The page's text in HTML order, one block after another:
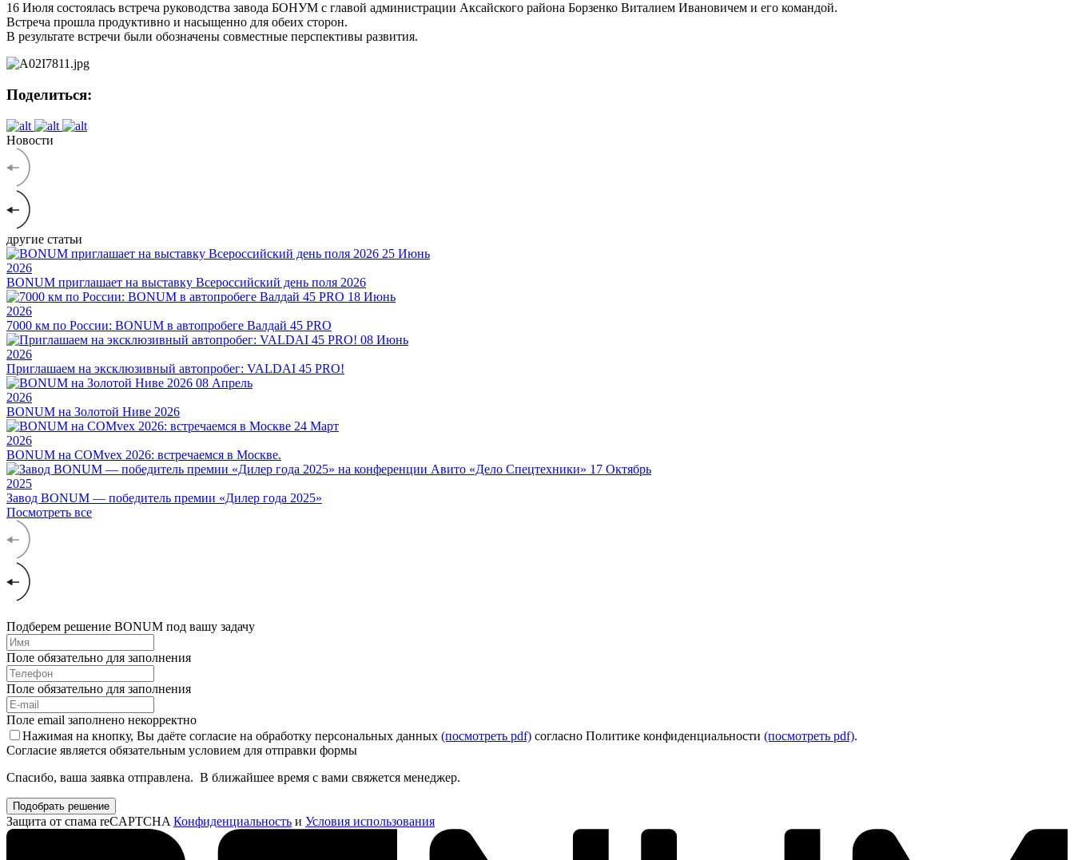
16 Июля состоялась встреча руководства завода БОНУМ с главой администрации Аксайского района Борзенко Виталием Ивановичем и его командой.
Встреча прошла продуктивно и насыщенно для обеих сторон.
В результате встречи были обозначены совместные перспективы развития.
Поделиться:
Новости
другие статьи
25 Июнь
2026
BONUM приглашает на выставку Всероссийский день поля 2026
18 Июнь
2026
7000 км по России: BONUM в автопробеге Валдай 45 PRO
08 Июнь
2026
Приглашаем на эксклюзивный автопробег: VALDAI 45 PRO!
08 Апрель
2026
BONUM на Золотой Ниве 2026
24 Март
2026
BONUM на COMvex 2026: встречаемся в Москве.
17 Октябрь
2025
Завод BONUM — победитель премии «Дилер года 2025»
Посмотреть все
Подберем решение BONUM под вашу задачу
Поле обязательно для заполнения
Поле обязательно для заполнения
Поле email заполнено некорректно
Нажимая на кнопку, Вы даёте согласие на обработку персональных данных (посмотреть pdf) согласно Политике конфиденциальности (посмотреть pdf).
Согласие является обязательным условием для отправки формы
Спасибо, ваша заявка отправлена. В ближайшее время с вами свяжется менеджер.
Подобрать решение
Защита от спама reCAPTCHA Конфиденциальность и Условия использования